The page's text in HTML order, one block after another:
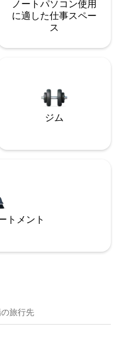
ノートパソコン使用
に適した仕事スペー
ス
ジム
トメント
旅行先